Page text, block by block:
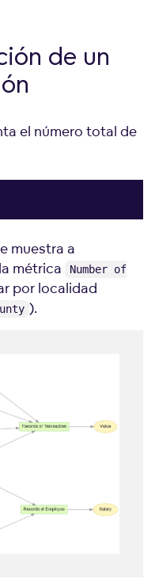
de un
el número total de
muestra a
métrica
Number of
por localidad
).